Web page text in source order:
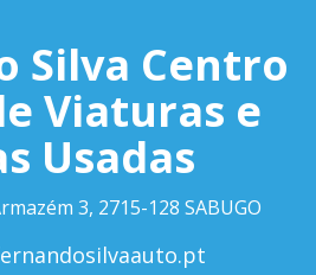
Silva Centro
Viaturas e
Usadas
3, 2715-128 SABUGO